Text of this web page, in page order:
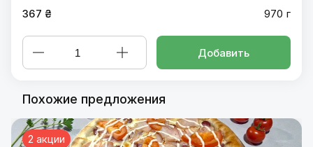
367 ₴ 970 г
Добавить
Похожие предложения
2 акции